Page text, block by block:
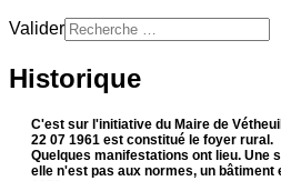
Valider
for results.
Historique
C'est sur l'initiative du Maire de
22 07 1961 est constitué le foyer rural.
Quelques manifestations ont lieu. Une
elle n'est pas aux normes, un